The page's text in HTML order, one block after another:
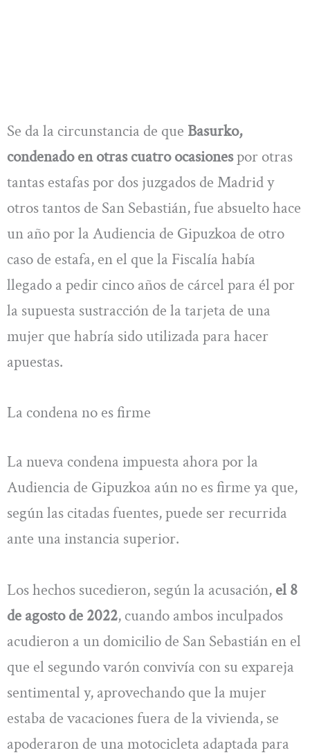
Se da la circunstancia de que Basurko,
condenado en otras cuatro ocasionespor otras
tantas estafas por dos juzgados de Madrid y
otros tantos de San Sebastián, fue absuelto hace
un año por la Audiencia de Gipuzkoa de otro
caso de estafa, en el que la Fiscalía había
llegado a pedir cinco años de cárcel para él por
la supuesta sustracción de la tarjeta de una
mujer que habría sido utilizada para hacer
apuestas.
La condena no es firme
La nueva condena impuesta ahora por la
Audiencia de Gipuzkoa aún no es firme ya que,
según las citadas fuentes, puede ser recurrida
ante una instancia superior.
Los hechos sucedieron, según la acusación, el 8
de agosto de 2022, cuando ambos inculpados
acudieron a un domicilio de San Sebastián en el
que el segundo varón convivía con su expareja
sentimental y, aprovechando que la mujer
estaba de vacaciones fuera de la vivienda, se
apoderaron de una motocicleta adaptada para